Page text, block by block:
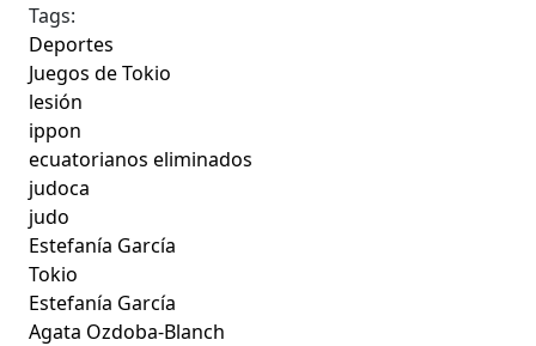
Tags:
Deportes
Juegos de Tokio
lesión
ippon
ecuatorianos eliminados
judoca
judo
Estefanía García
Tokio
Estefanía García
Agata Ozdoba-Blanch